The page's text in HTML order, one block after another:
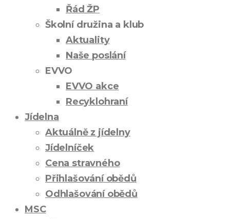
Řád ŽP
Školní družina a klub
Aktuality
Naše poslání
EVVO
EVVO akce
Recyklohraní
Jídelna
Aktuálně z jídelny
Jídelníček
Cena stravného
Přihlašování obědů
Odhlašování obědů
MSC